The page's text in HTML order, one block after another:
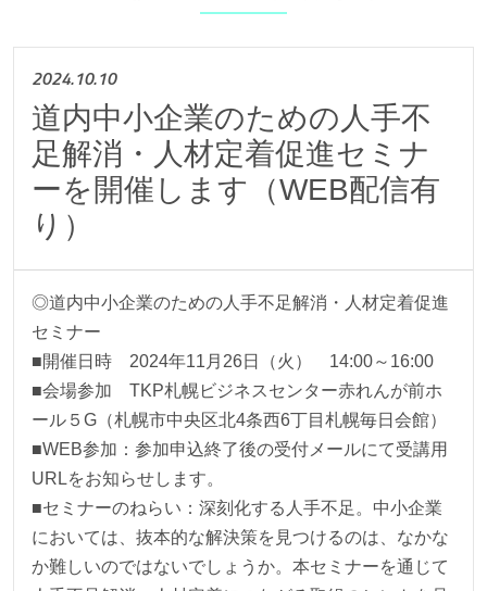
2024.10.10
道内中小企業のための人手不
足解消・人材定着促進セミナ
ーを開催します（WEB配信有
り）
◎道内中小企業のための人手不足解消・人材定着促進
セミナー
■開催日時 2024年11月26日（火） 14:00～16:00
■会場参加 TKP札幌ビジネスセンター赤れんが前ホ
ール５G（札幌市中央区北4条西6丁目札幌毎日会館）
■WEB参加：参加申込終了後の受付メールにて受講用
URLをお知らせします。
■セミナーのねらい：深刻化する人手不足。中小企業
においては、抜本的な解決策を見つけるのは、なかな
か難しいのではないでしょうか。本セミナーを通じて